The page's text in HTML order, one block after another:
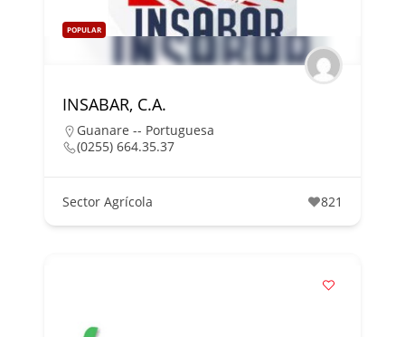
POPULAR
INSABAR, C.A.
Guanare -- Portuguesa
(0255) 664.35.37
Sector Agrícola 821